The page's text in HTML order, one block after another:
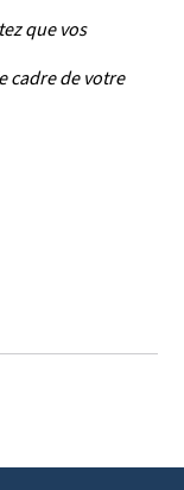
que vos
cadre de votre